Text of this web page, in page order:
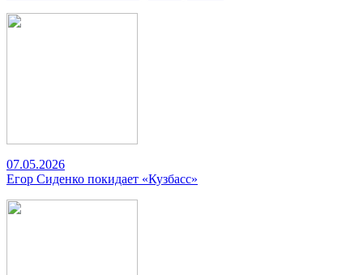
07.05.2026
Егор Сиденко покидает «Кузбасс»